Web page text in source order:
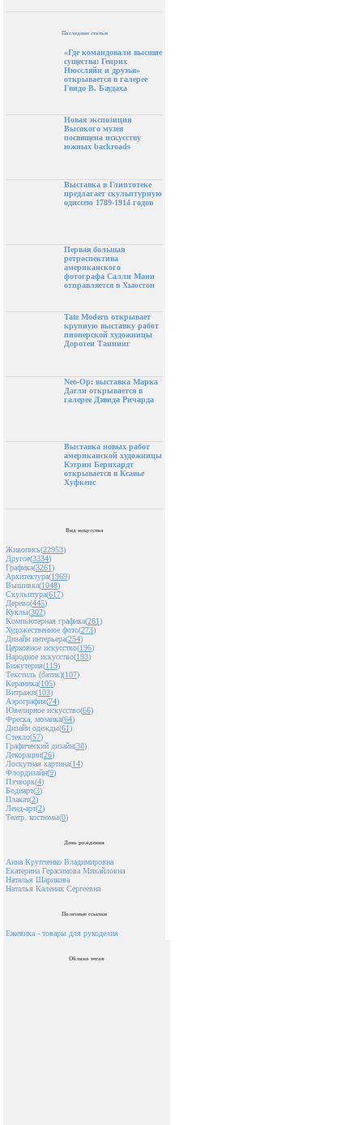
Последние статьи
«Где командовали высшие
существа: Генрих
Нюссляйн и друзья»
открывается в галерее
Гвидо В. Баудаха
Новая экспозиция
Высокого музея
посвящена искусству
южных backroads
Выставка в Глиптотеке
предлагает скульптурную
одиссею 1789-1914 годов
Первая большая
ретроспектива
американского
фотографа Салли Манн
отправляется в Хьюстон
Tate Modern открывает
крупную выставку работ
пионерской художницы
Доротеи Таннинг
Neo-Op: выставка Марка
Дагли открывается в
галерее Дэвида Ричарда
Выставка новых работ
американской художницы
Кэтрин Бернхардт
открывается в Ксавье
Хуфкенс
Вид искусства
Живопись(22953)
Другое(3334)
Графика(3261)
Архитектура(1969)
Вышивка(1048)
Скульптура(617)
Дерево(445)
Куклы(302)
Компьютерная графика(281)
Художественное фото(273)
Дизайн интерьера(254)
Церковное искусство(196)
Народное искусство(193)
Бижутерия(119)
Текстиль (батик)(107)
Керамика(105)
Витражи(103)
Аэрография(74)
Ювелирное искусство(66)
Фреска, мозаика(64)
Дизайн одежды(61)
Стекло(57)
Графический дизайн(38)
Декорации(26)
Лоскутная картина(14)
Флордизайн(9)
Пэчворк(4)
Бодиарт(3)
Плакат(2)
Ленд-арт(2)
Театр. костюмы(0)
День рождения
Анна Крупченко Владимировна
Екатерина Герасимова Михайловна
Наталья Шарикова
Наталья Каленик Сергеевна
Полезные ссылки
Ежевика - товары для рукоделия
Облако тегов